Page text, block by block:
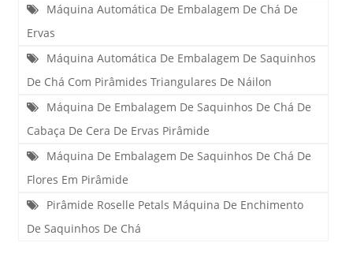
Máquina Automática De Embalagem De Chá De
Ervas
Máquina Automática De Embalagem De Saquinhos
De Chá Com Pirâmides Triangulares De Náilon
Máquina De Embalagem De Saquinhos De Chá De
Cabaça De Cera De Ervas Pirâmide
Máquina De Embalagem De Saquinhos De Chá De
Flores Em Pirâmide
Pirâmide Roselle Petals Máquina De Enchimento
De Saquinhos De Chá